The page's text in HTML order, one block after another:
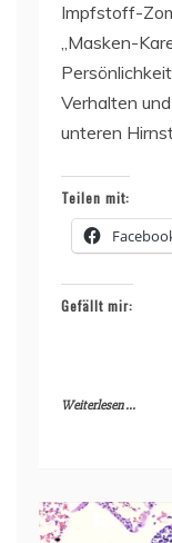
Impfstoff-
„Masken-
Verhalten
unteren
Teilen mit:
Gefällt mir:
Weiterlesen ...